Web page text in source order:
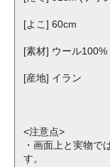
[よこ] 60cm
[素材] ウール100%
[産地] イラン
<注意点>
・画面上と実物で
す。